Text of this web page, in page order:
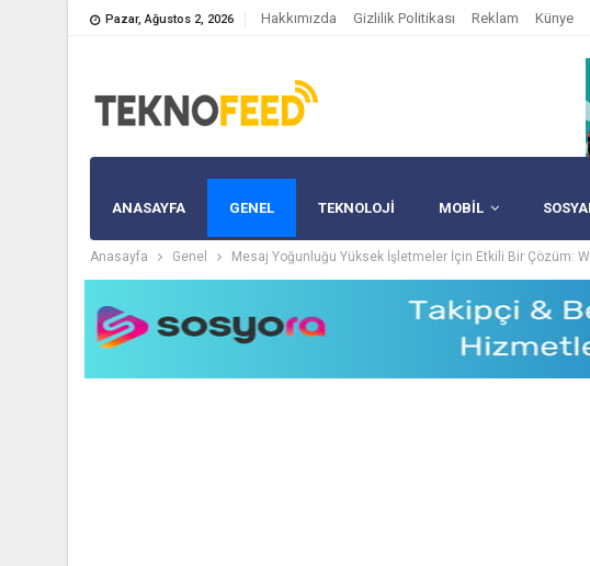
Pazar, Ağustos 2, 2026 Hakkımızda Gizlilik Politikası Reklam Künye
ANASAYFA GENEL TEKNOLOJİ MOBIL
Anasayfa Genel Mesaj Yoğunluğu Yüksek İşletmeler İçin Etkili Bir Çözüm: